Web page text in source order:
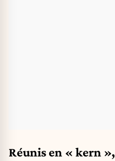
Réunis en « kern